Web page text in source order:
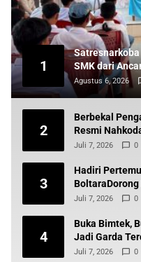
1
SMK dari
Agustus 6, 2026
2
Berbekal
Resmi
Juli 7, 2026 0
3
Hadiri
BoltaraDorong
dan Transparan
Juli 7, 2026 0
4
Buka Bimtek,
Jadi Garda
Juli 7, 2026 0